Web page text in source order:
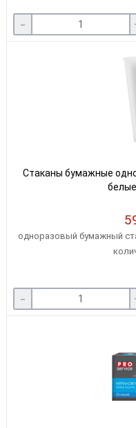
-
Стаканы бумажные
одноразовый бумажный
-